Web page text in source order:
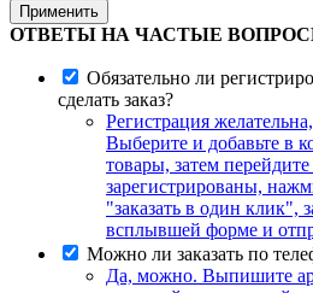
Применить
ОТВЕТЫ НА ЧАСТЫЕ
Обязательно ли
сделать заказ?
Регистрация
Выберите и добавьте в
товары, затем
зарегистрированы,
"заказать в один клик",
всплывшей форме и
Можно ли заказать по
Да, можно. Выпишите